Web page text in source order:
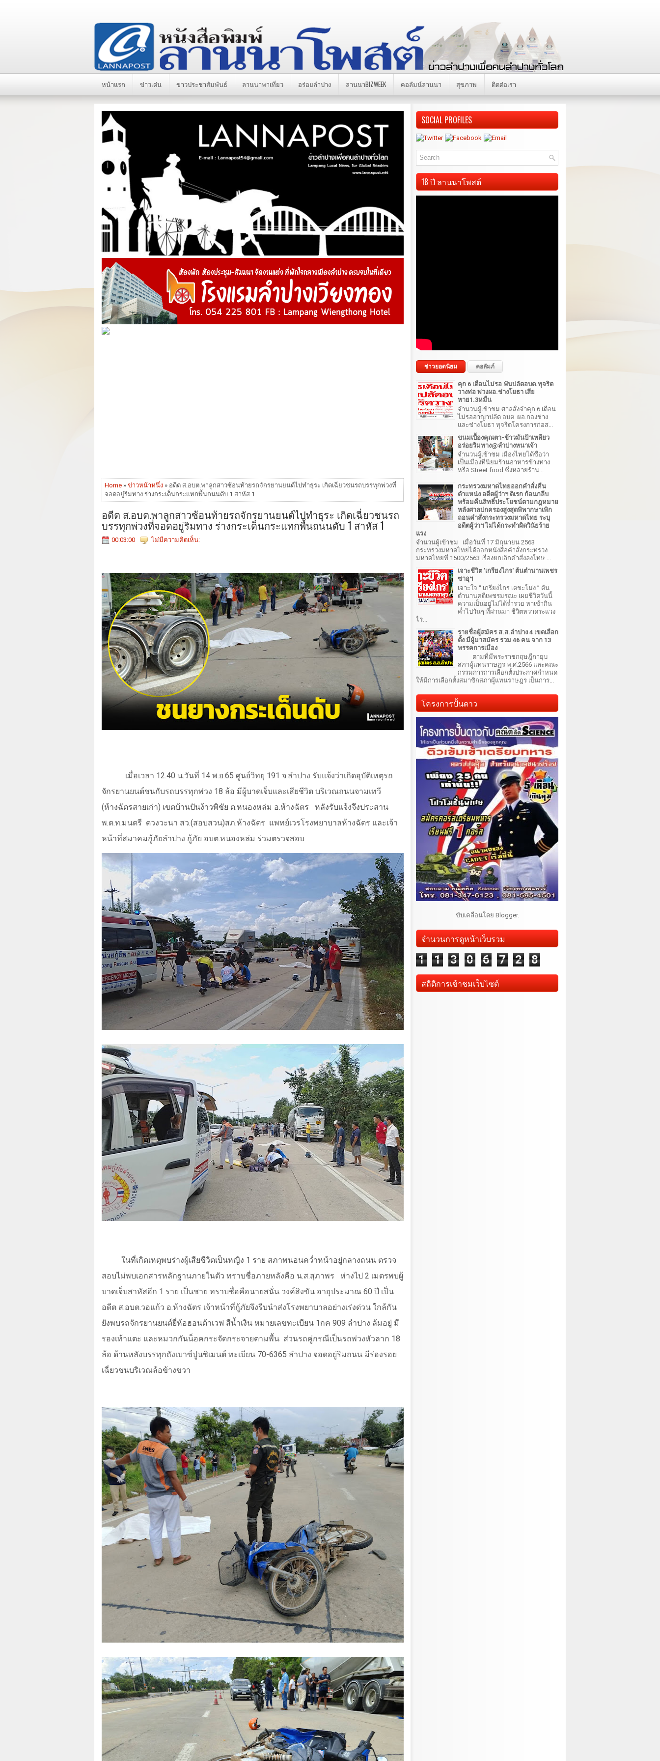
หน้าแรก ข่าวเด่น ข่าวประชาสัมพันธ์ ลานนาพาเที่ยว อร่อยลำปาง ลานนาBIZWEEK คอลัมน์ลานนา สุขภาพ ติดต่อเรา
Home » ข่าวหน้าหนึ่ง » อดีต ส.อบต.พาลูกสาวซ้อนท้ายรถจักรยานยนต์ไปทำธุระ เกิดเฉี่ยวชนรถบรรทุกพ่วงที่
จอดอยู่ริมทาง ร่างกระเด็นกระแทกพื้นถนนดับ 1 สาหัส 1
อดีต ส.อบต.พาลูกสาวซ้อนท้ายรถจักรยานยนต์ไปทำธุระ เกิดเฉี่ยวชนรถ
บรรทุกพ่วงที่จอดอยู่ริมทาง ร่างกระเด็นกระแทกพื้นถนนดับ 1 สาหัส 1
00:03:00 ไม่มีความคิดเห็น:
เมื่อเวลา 12.40 น.วันที่ 14 พ.ย.65 ศูนย์วิทยุ 191 จ.ลำปาง รับแจ้งว่าเกิดอุบัติเหตุรถ
จักรยานยนต์ชนกับรถบรรทุกพ่วง 18 ล้อ มีผู้บาดเจ็บและเสียชีวิต บริเวณถนนจามเทวี
(ห้างฉัตรสายเก่า) เขตบ้านปันง้าวพิชัย ต.หนองหล่ม อ.ห้างฉัตร
หลังรับแจ้งจึงประสาน
พ.ต.ท.มนตรี ดวงวะนา สว.(สอบสวน)สภ.ห้างฉัตร แพทย์เวรโรงพยาบาลห้างฉัตร และเจ้า
หน้าที่สมาคมกู้ภัยลำปาง กู้ภัย อบต.หนองหล่ม ร่วมตรวจสอบ
ในที่เกิดเหตุพบร่างผู้เสียชีวิตเป็นหญิง 1 ราย สภาพนอนคว่ำหน้าอยู่กลางถนน ตรวจ
สอบไม่พบเอกสารหลักฐานภายในตัว ทราบชื่อภายหลังคือ น.ส.สุภาพร
ห่างไป 2 เมตรพบผู้
บาดเจ็บสาหัสอีก 1 ราย เป็นชาย ทราบชื่อคือนายสนั่น วงค์สิงขัน อายุประมาณ 60 ปี เป็น
อดีต ส.อบต.วอแก้ว อ.ห้างฉัตร เจ้าหน้าที่กู้ภัยจึงรีบนำส่งโรงพยาบาลอย่างเร่งด่วน ใกล้กัน
ยังพบรถจักรยานยนต์ยี่ห้อฮอนด้าเวฟ สีน้ำเงิน หมายเลขทะเบียน 1 กค 909 ลำปาง ล้มอยู่ มี
รองเท้าแตะ และหมวกกันน็อคกระจัดกระจายตามพื้น ส่วนรถคู่กรณีเป็นรถพ่วงหัวลาก 18
ล้อ ด้านหลังบรรทุกถังเบาซ์ปูนซิเมนต์ ทะเบียน 70-6365 ลำปาง จอดอยู่ริมถนน มีร่องรอย
เฉี่ยวชนบริเวณล้อข้างขวา
SOCIAL PROFILES
18 ปี ลานนาโพสต์
ข่าวยอดนิยม คอลัมภ์
คุก 6 เดือนไม่รอ ฟันปลัดอบต.ทุจริต
วางท่อ พ่วงผอ.ช่างโยธา เสีย
หาย1.3หมื่น
จำนวนผู้เข้าชม ศาลสั่งจำคุก 6 เดือน
ไม่รออาญาปลัด อบต. ผอ.กองช่าง
และช่างโยธา ทุจริตโครงการก่อส...
ขนมเบื้องคุณตา-ข้าวมันป้าเหลียว
อร่อยริมทาง@ลำปางหนาเจ้า
จำนวนผู้เข้าชม เมืองไทยได้ชื่อว่า
เป็นเมืองที่นิยมร้านอาหารข้างทาง
หรือ Street food ซึ่งหลายร้าน...
กระทรวงมหาดไทยออกคำสั่งคืน
ตำแหน่ง อดีตผู้ว่าฯ ดิเรก ก้อนกลีบ
พร้อมคืนสิทธิ์ประโยชน์ตามกฎหมาย
หลังศาลปกครองสูงสุดพิพากษาเพิก
ถอนคำสั่งกระทรวงมหาดไทย ระบุ
อดีตผู้ว่าฯ ไม่ได้กระทำผิดวินัยร้าย
แรง
จำนวนผู้เข้าชม เมื่อวันที่ 17 มิถุนายน 2563
กระทรวงมหาดไทยได้ออกหนังสือคำสั่งกระทรวง
มหาดไทยที่ 1500/2563 เรื่องยกเลิกคำสั่งลงโทษ ...
เจาะชีวิต 'เกรียงไกร' ต้นตำนานเพชร
ซาอุฯ
เจาะใจ “ เกรียงไกร เตชะโม่ง ” ต้น
ตำนานคดีเพชรมรณะ เผยชีวิตวันนี้
ความเป็นอยู่ไม่ได้ร่ำรวย หาเช้ากิน
ค่ำไปวันๆ ที่ผ่านมา ชีวิตหวาดระแวง
ไร...
รายชื่อผู้สมัคร ส.ส.ลำปาง 4 เขตเลือก
ตั้ง มีผู้มาสมัคร รวม 46 คน จาก 13
พรรคการเมือง
ตามที่มีพระราชกฤษฎีกายุบ
สภาผู้แทนราษฎร พ.ศ.2566 และคณะ
กรรมการการเลือกตั้งประกาศกำหนด
ให้มีการเลือกตั้งสมาชิกสภาผู้แทนราษฎร เป็นการ...
โครงการปั้นดาว
ขับเคลื่อนโดย Blogger.
จำนวนการดูหน้าเว็บรวม
1 1 3 0 6 7 2 8
สถิติการเข้าชมเว็บไซต์